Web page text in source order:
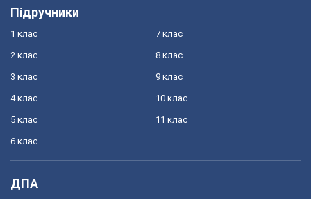
Підручники
1 клас
2 клас
3 клас
4 клас
5 клас
6 клас
7 клас
8 клас
9 клас
10 клас
11 клас
ДПА